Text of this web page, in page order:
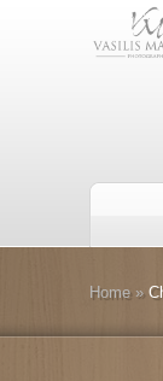
Home »